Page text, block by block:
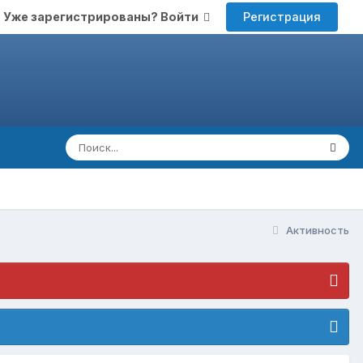
Уже зарегистрированы? Войти Регистрация
Активность